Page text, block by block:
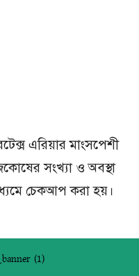
এরিয়ার মাংসপেশী
সংখ্যা ও অবস্থা
চেকআপ করা হয়।